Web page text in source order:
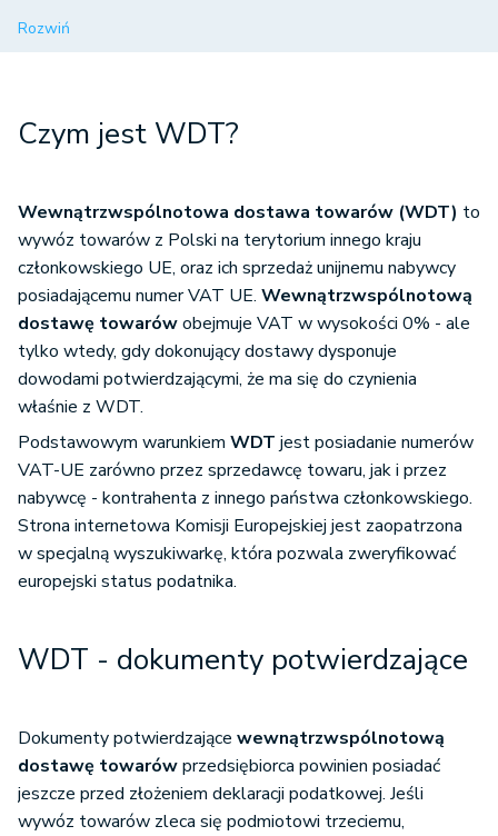
Rozwiń
Czym jest WDT?
Wewnątrzwspólnotowa dostawa towarów (WDT) to
wywóz towarów z Polski na terytorium innego kraju
członkowskiego UE, oraz ich sprzedaż unijnemu nabywcy
posiadającemu numer VAT UE. Wewnątrzwspólnotową
dostawę towarówobejmuje VAT w wysokości 0% - ale
tylko wtedy, gdy dokonujący dostawy dysponuje
dowodami potwierdzającymi, że ma się do czynienia
właśnie z WDT.
Podstawowym warunkiem WDT jest posiadanie numerów
VAT-UE zarówno przez sprzedawcę towaru, jak i przez
nabywcę - kontrahenta z innego państwa członkowskiego.
Strona internetowa Komisji Europejskiej jest zaopatrzona
w specjalną wyszukiwarkę, która pozwala zweryfikować
europejski status podatnika.
WDT - dokumenty potwierdzające
Dokumenty potwierdzające wewnątrzwspólnotową
dostawę towarówprzedsiębiorca powinien posiadać
jeszcze przed złożeniem deklaracji podatkowej. Jeśli
wywóz towarów zleca się podmiotowi trzeciemu,